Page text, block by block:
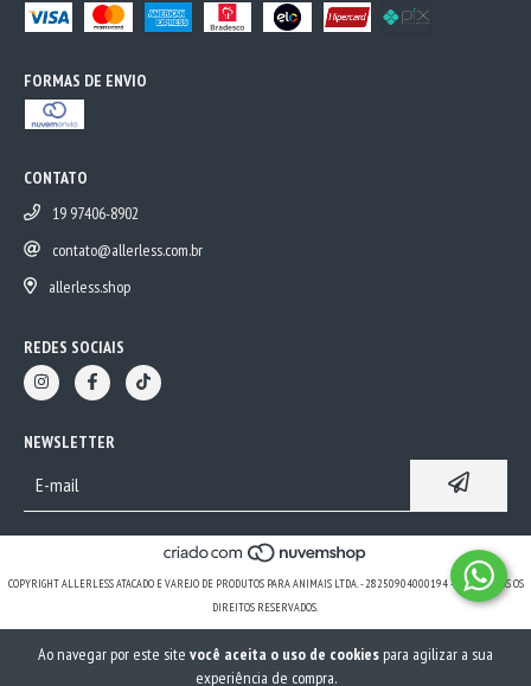
Ao navegar por este site você aceita o uso de cookies para agilizar a sua
experiência de compra.
FORMAS DE ENVIO
CONTATO
19 97406-8902
contato@allerless.com.br
allerless.shop
REDES SOCIAIS
NEWSLETTER
COPYRIGHT ALLERLESS ATACADO E VAREJO DE PRODUTOS PARA ANIMAIS LTDA. - 28250904000194 - 2026. TODOS OS
DIREITOS RESERVADOS.